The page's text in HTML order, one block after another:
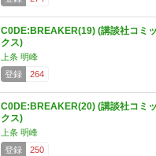
C0DE:BREAKER(19) (講談社コミッ
クス)
上条 明峰
登録
264
C0DE:BREAKER(20) (講談社コミッ
クス)
上条 明峰
登録
250